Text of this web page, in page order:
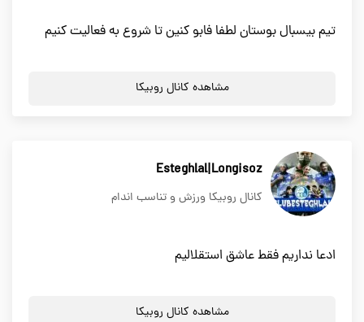
تیم بیسبال بوستان لطفا فابو کنین تا شروع به فعالیت کنیم
مشاهده کانال روبیکا
Esteghlal|Longisoz
کانال روبیکا ورزش و تناسب اندام
ادعا نداریم فقط عاشق استقلالیم
مشاهده کانال روبیکا